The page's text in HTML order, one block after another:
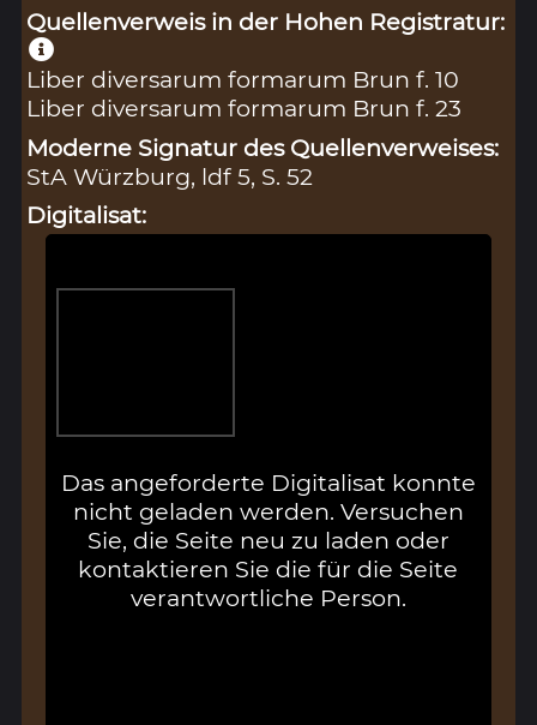
Quellenverweis in der Hohen Registratur:
Liber diversarum formarum Brun f. 10
Liber diversarum formarum Brun f. 23
Moderne Signatur des Quellenverweises:
StA Würzburg, ldf 5, S. 52
Digitalisat:
Das angeforderte Digitalisat konnte
nicht geladen werden. Versuchen
Sie, die Seite neu zu laden oder
kontaktieren Sie die für die Seite
verantwortliche Person.